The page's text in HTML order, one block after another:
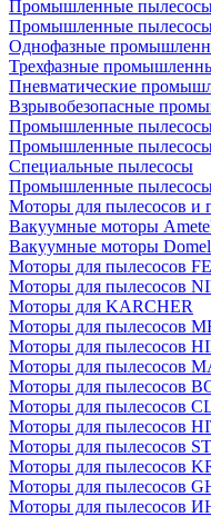
Промышленные
Промышленные
Однофазные
Трехфазные
Пневматические
Взрывобезопасные
Промышленные пылесосы
Промышленные
Специальные пылесосы
Промышленные
Моторы для пылесосов и
Вакуумные моторы
Вакуумные моторы Domel
Моторы для пылесосов
Моторы для пылесосов
Моторы для KARCHER
Моторы для пылесосов
Моторы для пылесосов
Моторы для пылесосов
Моторы для пылесосов
Моторы для пылесосов
Моторы для пылесосов
Моторы для пылесосов
Моторы для пылесосов
Моторы для пылесосов
Моторы для пылесосов